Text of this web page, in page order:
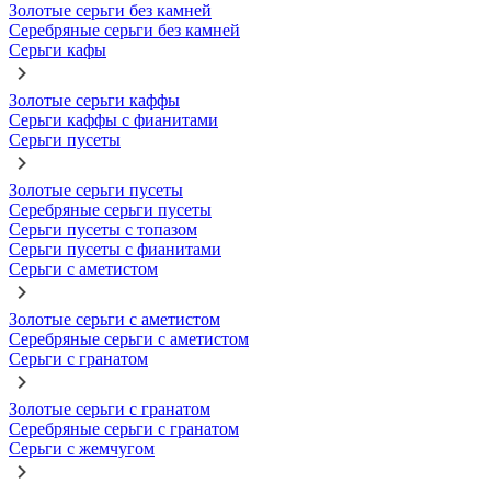
Золотые серьги без камней
Серебряные серьги без камней
Серьги кафы
Золотые серьги каффы
Серьги каффы с фианитами
Серьги пусеты
Золотые серьги пусеты
Серебряные серьги пусеты
Серьги пусеты с топазом
Серьги пусеты с фианитами
Серьги с аметистом
Золотые серьги с аметистом
Серебряные серьги с аметистом
Серьги с гранатом
Золотые серьги с гранатом
Серебряные серьги с гранатом
Серьги с жемчугом